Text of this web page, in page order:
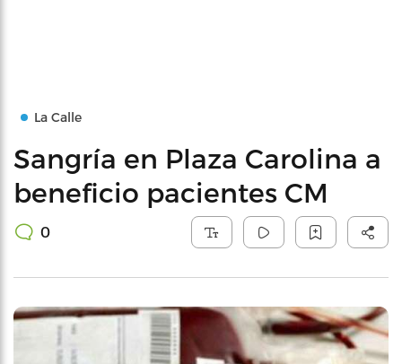
La Calle
Sangría en Plaza Carolina a
beneficio pacientes CM
0